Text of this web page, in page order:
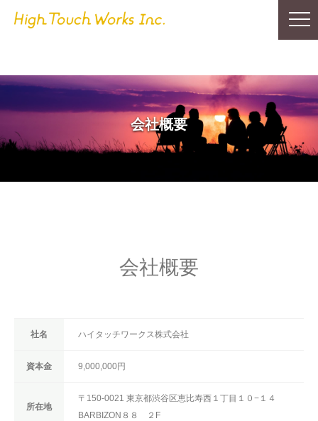
会社概要
会社概要
社名 ハイタッチワークス株式会社
資本金 9,000,000円
所在地
〒150-0021 東京都渋谷区恵比寿西１丁目１０−１４
BARBIZON８８ ２F